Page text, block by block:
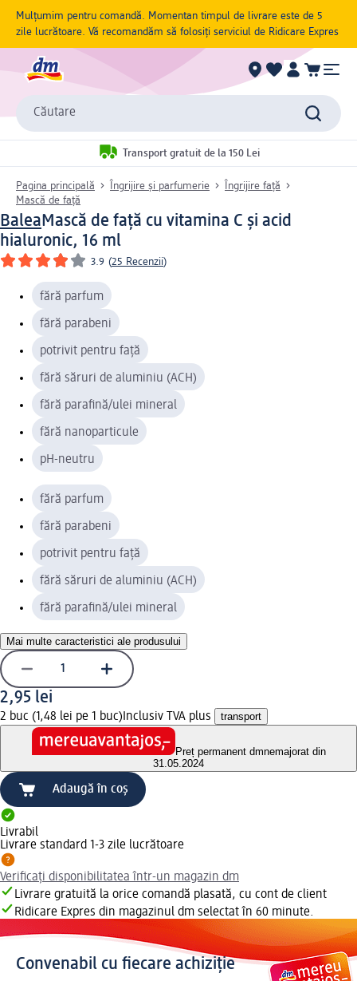
Mulțumim pentru comandă. Momentan timpul de livrare este de 5
zile lucrătoare. Vă recomandăm să folosiți serviciul de Ridicare Expres
Căutare
Transport gratuit de la 150 Lei
Pagina principală Îngrijire și parfumerie
Îngrijire față
Mască de față
BaleaMască de față cu vitamina C și acid
hialuronic, 16 ml
3.9 (25 Recenzii)
fără parfum
fără parabeni
potrivit pentru față
fără săruri de aluminiu (ACH)
fără parafină/ulei mineral
fără nanoparticule
pH-neutru
fără parfum
fără parabeni
potrivit pentru față
fără săruri de aluminiu (ACH)
fără parafină/ulei mineral
Mai multe caracteristici ale produsului
2,95 lei
2 buc (1,48 lei pe 1 buc) Inclusiv TVA plus transport
Preț permanent dmnemajorat din
31.05.2024
Adaugă în coș
Livrabil
Livrare standard 1-3 zile lucrătoare
Verificați disponibilitatea într-un magazin dm
Livrare gratuită la orice comandă plasată, cu cont de client
Ridicare Expres din magazinul dm selectat în 60 minute.
Convenabil cu fiecare achiziție